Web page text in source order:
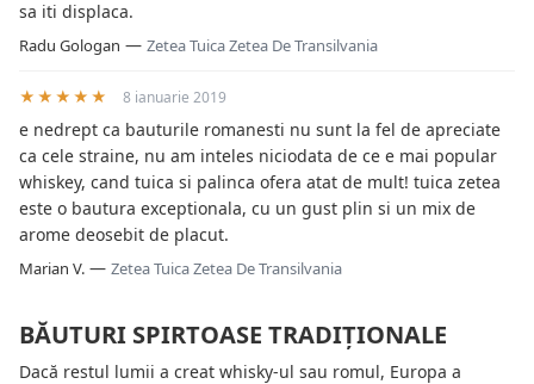
sa iti displaca.
Radu Gologan — Zetea Tuica Zetea De Transilvania
★★★★★ 8 ianuarie 2019
e nedrept ca bauturile romanesti nu sunt la fel de apreciate
ca cele straine, nu am inteles niciodata de ce e mai popular
whiskey, cand tuica si palinca ofera atat de mult! tuica zetea
este o bautura exceptionala, cu un gust plin si un mix de
arome deosebit de placut.
Marian V. — Zetea Tuica Zetea De Transilvania
BĂUTURI SPIRTOASE TRADIȚIONALE
Dacă restul lumii a creat whisky-ul sau romul, Europa a